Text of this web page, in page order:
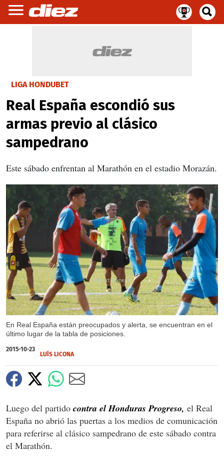
LIGA HONDUBET
Real España escondió sus
armas previo al clásico
sampedrano
Este sábado enfrentan al Marathón en el estadio Morazán.
En Real España están preocupados y alerta, se encuentran en el
último lugar de la tabla de posiciones.
X
2015-10-23
LUÍS LICONA
Luego del partido contra el Honduras Progreso, el Real
España no abrió las puertas a los medios de comunicación
para referirse al clásico sampedrano de este sábado contra
el Marathón.